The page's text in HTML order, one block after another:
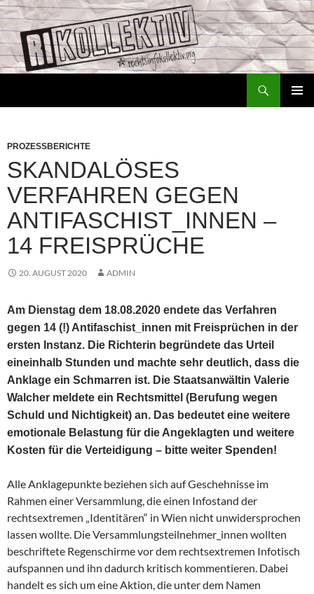
Zum
Inhalt
springen
PROZESSBERICHTE
SKANDALÖSES
VERFAHREN GEGEN
ANTIFASCHIST_INNEN –
14 FREISPRÜCHE
20. AUGUST 2020 ADMIN
Am Dienstag dem 18.08.2020 endete das Verfahren
gegen 14 (!) Antifaschist_innen mit Freisprüchen in der
ersten Instanz. Die Richterin begründete das Urteil
eineinhalb Stunden und machte sehr deutlich, dass die
Anklage ein Schmarren ist. Die Staatsanwältin Valerie
Walcher meldete ein Rechtsmittel (Berufung wegen
Schuld und Nichtigkeit) an. Das bedeutet eine weitere
emotionale Belastung für die Angeklagten und weitere
Kosten für die Verteidigung – bitte weiter Spenden!
Alle Anklagepunkte beziehen sich auf Geschehnisse im
Rahmen einer Versammlung, die einen Infostand der
rechtsextremen „Identitären“ in Wien nicht unwidersprochen
lassen wollte. Die Versammlungsteilnehmer_innen wollten
beschriftete Regenschirme vor dem rechtsextremen Infotisch
aufspannen und ihn dadurch kritisch kommentieren. Dabei
handelt es sich um eine Aktion, die unter dem Namen